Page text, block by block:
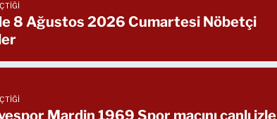
8 Ağustos 2026 Cumartesi Nöbetçi
Mardin 1969 Spor maçını canlı izle